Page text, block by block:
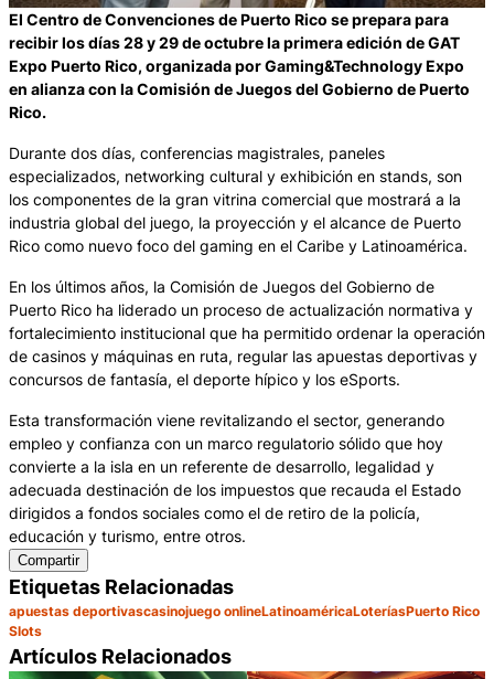
El Centro de Convenciones de Puerto Rico se prepara para
recibir los días 28 y 29 de octubre la primera edición de GAT
Expo Puerto Rico, organizada por Gaming&Technology Expo
en alianza con la Comisión de Juegos del Gobierno de Puerto
Rico.
Durante dos días, conferencias magistrales, paneles
especializados, networking cultural y exhibición en stands, son
los componentes de la gran vitrina comercial que mostrará a la
industria global del juego, la proyección y el alcance de Puerto
Rico como nuevo foco del gaming en el Caribe y Latinoamérica.
En los últimos años, la Comisión de Juegos del Gobierno de
Puerto Rico ha liderado un proceso de actualización normativa y
fortalecimiento institucional que ha permitido ordenar la operación
de casinos y máquinas en ruta, regular las apuestas deportivas y
concursos de fantasía, el deporte hípico y los eSports.
Esta transformación viene revitalizando el sector, generando
empleo y confianza con un marco regulatorio sólido que hoy
convierte a la isla en un referente de desarrollo, legalidad y
adecuada destinación de los impuestos que recauda el Estado
dirigidos a fondos sociales como el de retiro de la policía,
educación y turismo, entre otros.
Compartir
Etiquetas Relacionadas
apuestas deportivascasinojuego onlineLatinoaméricaLoteríasPuerto Rico
Slots
Artículos Relacionados